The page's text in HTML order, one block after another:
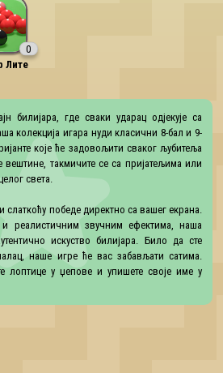
0
Лите
билијара, где сваки ударац одјекује са
колекција игара нуди класични 8-бал и 9-
које ће задовољити сваког љубитеља
вештине, такмичите се са пријатељима или
света.
слаткоћу победе директно са вашег екрана.
реалистичним звучним ефектима, наша
искуство билијара. Било да сте
наше игре ће вас забављати сатима.
лоптице у џепове и упишете своје име у